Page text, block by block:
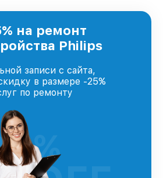
на ремонт
Philips
записи с сайта,
в размере -25%
по ремонту
%